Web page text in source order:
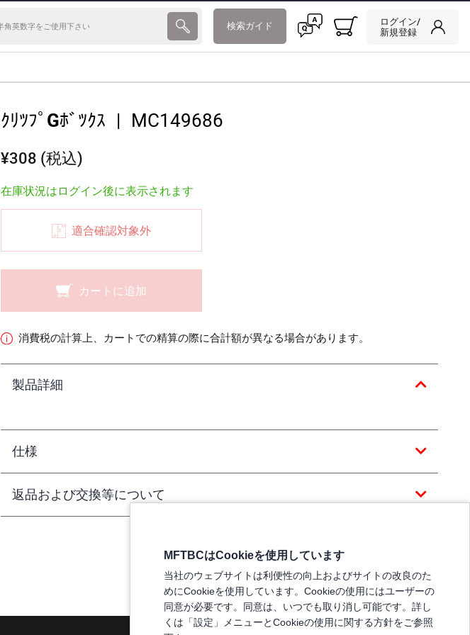
検索ガイド
ログイン/
新規登録
ｸﾘﾂﾌﾟGﾎﾞﾂｸｽ | MC149686
¥308 (税込)
在庫状況はログイン後に表示されます
適合確認対象外
カートに追加
消費税の計算上、カートでの精算の際に合計額が異なる場合があります。
製品詳細
仕様
返品および交換等について
MFTBCはCookieを使用しています
当社のウェブサイトは利便性の向上およびサイトの改良のた
めにCookieを使用しています。Cookieの使用にはユーザーの
同意が必要です。同意は、いつでも取り消し可能です。詳し
くは「設定」メニューとCookieの使用に関する方針をご参照